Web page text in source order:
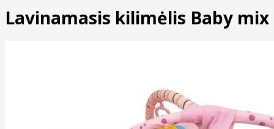
Lavinamasis kilimėlis Baby mix